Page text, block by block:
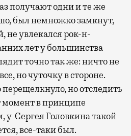
получают одни и те же
был немножко замкнут,
не увлекался рок-н-
лет у большинства
точно так же: ничто не
но чуточку в стороне.
перещелкнуло, но отследить
момент в принципе
у Сергея Головкина такой
все-таки был.